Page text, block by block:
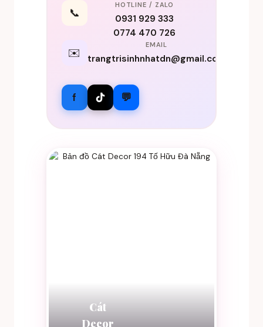
📞
HOTLINE / ZALO
0931 929 333
0774 470 726
✉️
EMAIL
trangtrisinhnhatdn@gmail.com
f 💬
Cát
Decor